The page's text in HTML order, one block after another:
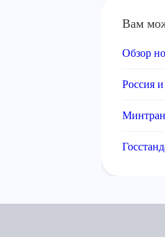
Вам
Обзор
Россия